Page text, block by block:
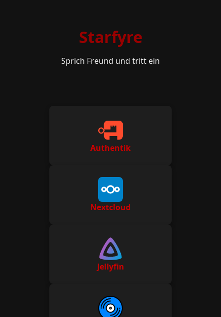
Starfyre
Sprich Freund und tritt ein
Authentik
Nextcloud
Jellyfin